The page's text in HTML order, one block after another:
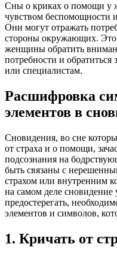
Сны о криках о помощи у
чувством беспомощности
Они могут отражать
стороны окружающих.
женщины обратить
потребности и
или специалистам.
Расшифровка
элементов в
Сновидения, во сне
от страха и о помощи,
подсознания на
быть связаны с
страхом или внутренним
на самом деле
предостерегать,
элементов и символов,
1. Кричать от